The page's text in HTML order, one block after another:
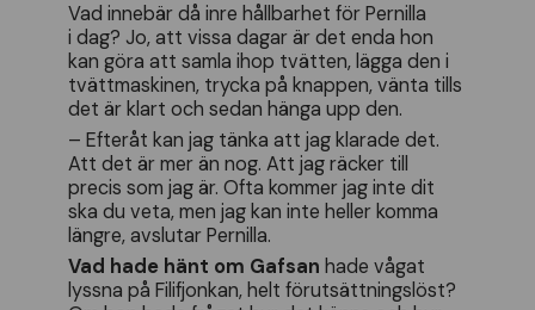
Vad innebär då inre hållbarhet för Pernilla
i dag? Jo, att vissa dagar är det enda hon
kan göra att samla ihop tvätten, lägga den i
tvättmaskinen, trycka på knappen, vänta tills
det är klart och sedan hänga upp den.
– Efteråt kan jag tänka att jag klarade det.
Att det är mer än nog. Att jag räcker till
precis som jag är. Ofta kommer jag inte dit
ska du veta, men jag kan inte heller komma
längre, avslutar Pernilla.
Vad hade hänt om Gafsan hade vågat
lyssna på Filifjonkan, helt förutsättningslöst?